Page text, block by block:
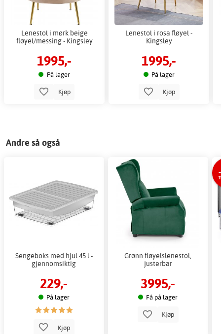
Lenestol i mørk beige
fløyel/messing - Kingsley
1995,-
På lager
Kjøp
Lenestol i rosa fløyel -
Kingsley
1995,-
På lager
Kjøp
Andre så også
Sengeboks med hjul 45 l -
gjennomsiktig
229,-
På lager
Kjøp
Grønn fløyelslenestol,
justerbar
3995,-
Få på lager
Kjøp